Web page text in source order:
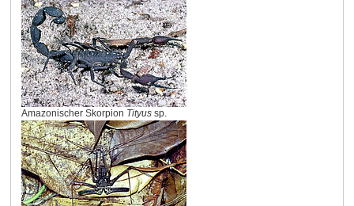
Amazonischer Skorpion Tityussp.